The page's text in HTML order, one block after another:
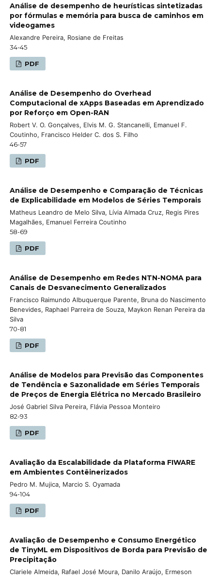
Análise de desempenho de heurísticas sintetizadas
por fórmulas e memória para busca de caminhos em
videogames
Alexandre Pereira, Rosiane de Freitas
34-45
PDF
Análise de Desempenho do Overhead
Computacional de xApps Baseadas em Aprendizado
por Reforço em Open-RAN
Robert V. O. Gonçalves, Elvis M. G. Stancanelli, Emanuel F.
Coutinho, Francisco Helder C. dos S. Filho
46-57
PDF
Análise de Desempenho e Comparação de Técnicas
de Explicabilidade em Modelos de Séries Temporais
Matheus Leandro de Melo Silva, Lívia Almada Cruz, Regis Pires
Magalhães, Emanuel Ferreira Coutinho
58-69
PDF
Análise de Desempenho em Redes NTN-NOMA para
Canais de Desvanecimento Generalizados
Francisco Raimundo Albuquerque Parente, Bruna do Nascimento
Benevides, Raphael Parreira de Souza, Maykon Renan Pereira da
Silva
70-81
PDF
Análise de Modelos para Previsão das Componentes
de Tendência e Sazonalidade em Séries Temporais
de Preços de Energia Elétrica no Mercado Brasileiro
José Gabriel Silva Pereira, Flávia Pessoa Monteiro
82-93
PDF
Avaliação da Escalabilidade da Plataforma FIWARE
em Ambientes Contêinerizados
Pedro M. Mujica, Marcio S. Oyamada
94-104
PDF
Avaliação de Desempenho e Consumo Energético
de TinyML em Dispositivos de Borda para Previsão de
Precipitação
Clariele Almeida, Rafael José Moura, Danilo Araújo, Ermeson